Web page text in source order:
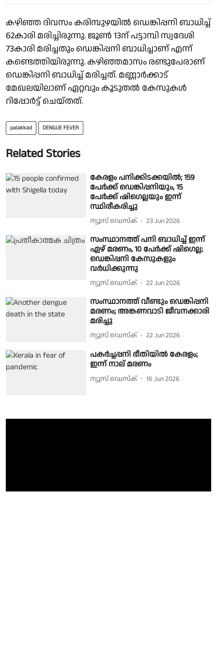
കഴിഞ്ഞ ദിവസം കരിമ്പുഴയിൽ ഡെങ്കിപ്പനി ബാധിച്ച്
62കാരി മരിച്ചിരുന്നു. ജൂൺ 13ന് പട്ടാമ്പി സ്വദേശി
73കാരി മരിച്ചതും ഡെങ്കിപ്പനി ബാധിച്ചാണ് എന്ന്
കണ്ടെത്തിയിരുന്നു. കഴിഞ്ഞമാസം രണ്ടുപേരാണ്
ഡെങ്കിപ്പനി ബാധിച്ച് മരിച്ചത്. മണ്ണാർക്കാട്
മേഖലയിലാണ് ഏറ്റവും കൂടുതൽ കേസുകൾ
റിപ്പോർട്ട് ചെയ്തത്.
palakkad DENGUE FEVER
Related Stories
കേരളം പനിക്കിടക്കയിൽ; 159
പേർക്ക് ഡെങ്കിപ്പനിയും, 15
പേർക്ക് ഷിഗെല്ലയും ഇന്ന്
സ്ഥിരീകരിച്ചു
ന്യൂസ് ഡെസ്ക് 23 Jun 2026
സംസ്ഥാനത്ത് പനി ബാധിച്ച് ഇന്ന്
ഏഴ് മരണം, 10 പേർക്ക് ഷിഗെല്ല;
ഡെങ്കിപ്പനി കേസുകളും
വർധിക്കുന്നു
ന്യൂസ് ഡെസ്ക് 22 Jun 2026
സംസ്ഥാനത്ത് വീണ്ടും ഡെങ്കിപ്പനി
മരണം; അങ്കണവാടി ജീവനക്കാരി
മരിച്ചു
ന്യൂസ് ഡെസ്ക് 22 Jun 2026
പകർച്ചപ്പനി ഭീതിയിൽ കേരളം;
ഇന്ന് നാല് മരണം
ന്യൂസ് ഡെസ്ക് 16 Jun 2026